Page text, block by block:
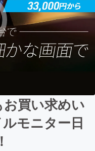
買い求めい
モニター日